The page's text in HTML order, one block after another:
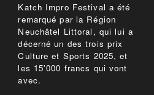
Katch Impro Festival a été
remarqué par la Région
Neuchâtel Littoral, qui lui a
décerné un des trois prix
Culture et Sports 2025, et
les 15'000 francs qui vont
avec.